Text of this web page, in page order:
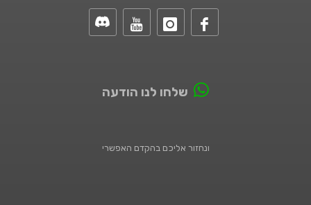
שלחו לנו הודעה
ונחזור אליכם בהקדם האפשרי